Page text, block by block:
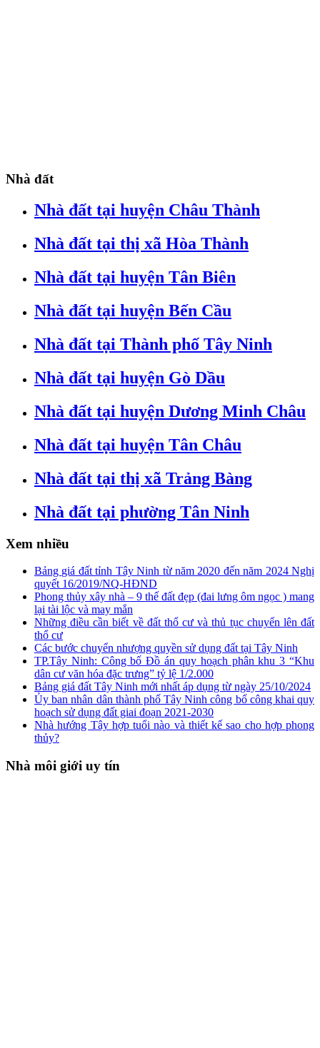
Nhà đất
Nhà đất tại huyện Châu Thành
Nhà đất tại thị xã Hòa Thành
Nhà đất tại huyện Tân Biên
Nhà đất tại huyện Bến Cầu
Nhà đất tại Thành phố Tây Ninh
Nhà đất tại huyện Gò Dầu
Nhà đất tại huyện Dương Minh Châu
Nhà đất tại huyện Tân Châu
Nhà đất tại thị xã Trảng Bàng
Nhà đất tại phường Tân Ninh
Xem nhiều
Bảng giá đất tỉnh Tây Ninh từ năm 2020 đến năm 2024 Nghị
quyết 16/2019/NQ-HĐND
Phong thủy xây nhà – 9 thế đất đẹp (đai lưng ôm ngọc ) mang
lại tài lộc và may mắn
Những điều cần biết về đất thổ cư và thủ tục chuyển lên đất
thổ cư
Các bước chuyển nhượng quyền sử dụng đất tại Tây Ninh
TP.Tây Ninh: Công bố Đồ án quy hoạch phân khu 3 “Khu
dân cư văn hóa đặc trưng” tỷ lệ 1/2.000
Bảng giá đất Tây Ninh mới nhất áp dụng từ ngày 25/10/2024
Ủy ban nhân dân thành phố Tây Ninh công bố công khai quy
hoạch sử dụng đất giai đoạn 2021-2030
Nhà hướng Tây hợp tuổi nào và thiết kế sao cho hợp phong
thủy?
Nhà môi giới uy tín